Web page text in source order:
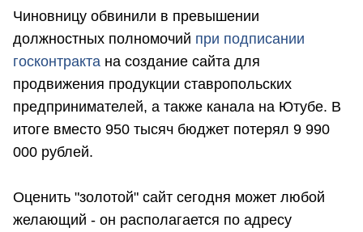
Чиновницу обвинили в превышении
должностных полномочий при подписании
госконтракта на создание сайта для
продвижения продукции ставропольских
предпринимателей, а также канала на Ютубе. В
итоге вместо 950 тысяч бюджет потерял 9 990
000 рублей.
Оценить "золотой" сайт сегодня может любой
желающий - он располагается по адресу